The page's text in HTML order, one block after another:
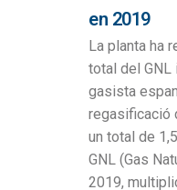
en 2019
La planta ha
total del
gasista
regasificació
un total de
GNL (Gas
2019,